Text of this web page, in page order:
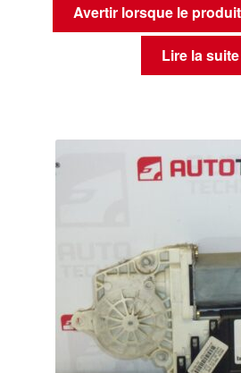
Avertir lorsque le
Lire la suite